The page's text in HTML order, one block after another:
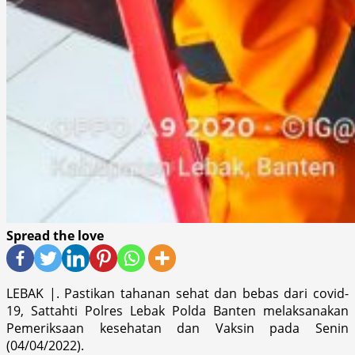
Spread the love
LEBAK |. Pastikan tahanan sehat dan bebas dari covid-
19, Sattahti Polres Lebak Polda Banten melaksanakan
Pemeriksaan kesehatan dan Vaksin pada Senin
(04/04/2022).